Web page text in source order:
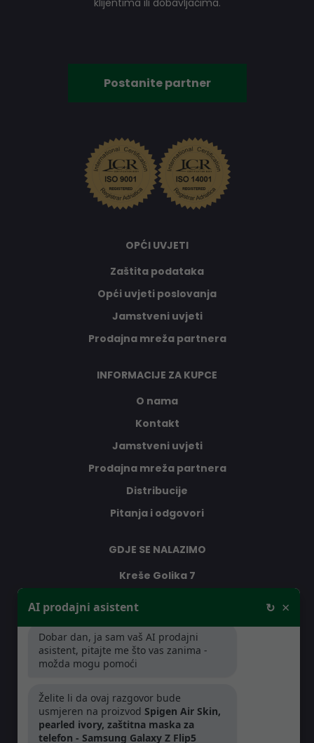
klijentima ili dobavljačima.
Postanite partner
OPĆI UVJETI
Zaštita podataka
Opći uvjeti poslovanja
Jamstveni uvjeti
Prodajna mreža partnera
INFORMACIJE ZA KUPCE
O nama
Kontakt
Jamstveni uvjeti
Prodajna mreža partnera
Distribucije
Pitanja i odgovori
GDJE SE NALAZIMO
Kreše Golika 7
RADNO VRIJEME
Pet: 08:30 - 16:00h
AI prodajni asistent ↻ ×
Dobar dan, ja sam vaš AI prodajni
asistent, pitajte me što vas zanima -
možda mogu pomoći
Želite li da ovaj razgovor bude
usmjeren na proizvod Spigen Air Skin,
pearled ivory, zaštitna maska za
telefon - Samsung Galaxy Z Flip5